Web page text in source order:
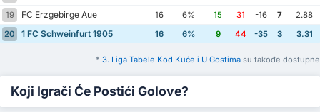
19
FC Erzgebirge Aue 16 6% 15 31 -16 7
2.88
20
1 FC Schweinfurt 1905 16 6% 9 44 -35 3 3.31
* 3. Liga Tabele Kod Kuće i U Gostima su takođe dostupne
Koji Igrači Će Postići Golove?